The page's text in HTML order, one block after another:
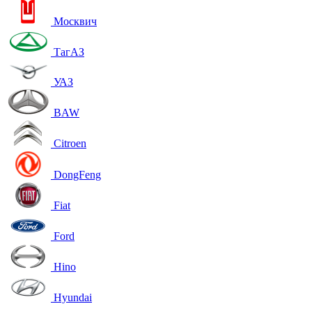
Москвич
ТагАЗ
УАЗ
BAW
Citroen
DongFeng
Fiat
Ford
Hino
Hyundai